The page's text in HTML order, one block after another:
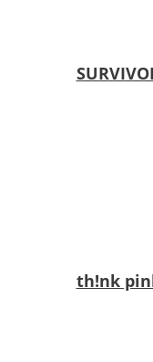
th!nk